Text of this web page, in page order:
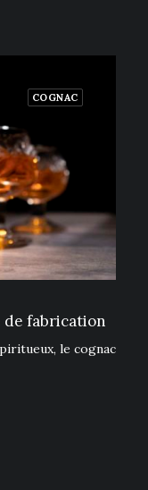
COGNAC
de fabrication
le cognac